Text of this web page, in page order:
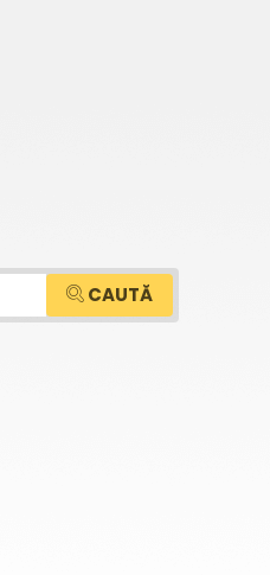
CAUTĂ